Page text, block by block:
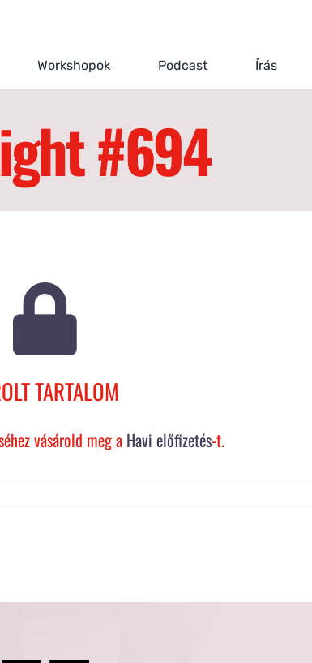
Workshopok Podcast Írás
#694
TARTALOM
vásárold meg a Havi előfizetés-t.